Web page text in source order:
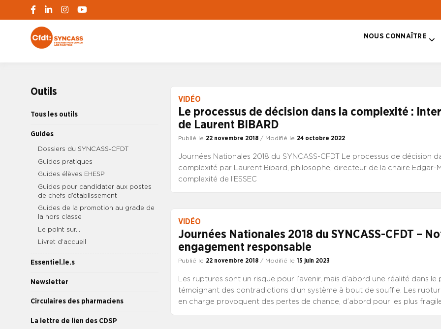
NOUS CONNAÎTRE
Outils
Tous les outils
Guides
Dossiers du SYNCASS-CFDT
Guides pratiques
Guides élèves EHESP
Guides pour candidater aux postes
de chefs d’établissement
Guides de la promotion au grade de
la hors classe
Le point sur…
Livret d’accueil
Essentiel.le.s
Newsletter
Circulaires des pharmaciens
La lettre de lien des CDSP
VIDÉO
Le processus de décision dans la complexité :
de Laurent BIBARD
Publié le 22 novembre 2018 / Modifié le 24 octobre 2022
Journées Nationales 2018 du SYNCASS-CFDT Le processus de décision
complexité par Laurent Bibard, philosophe, directeur de la chaire Edgar-
complexité de l’ESSEC
VIDÉO
Journées Nationales 2018 du SYNCASS-CFDT –
engagement responsable
Publié le 22 novembre 2018 / Modifié le 15 juin 2023
Les ruptures sont un risque pour l’avenir, mais d’abord une réalité dans le
témoignant des contradictions d’un système à bout de souffle. Les
en charge provoquent des pertes de chance, d’abord pour les plus